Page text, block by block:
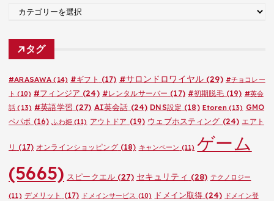
ゴ
タグ
#ARASAWA (14) #ギフト (17) #サロンドロワイヤル(29) #チョコレー
ト (10) #フィンジア (24) #レンタルサーバー (17) #初期脱毛(19) #英会
話 (13) #英語学習 (27) AI英会話 (24) DNS設定 (18) Etoren(13) GMO
ペパボ (16) ふわ姫(11) アウトドア (19) ウェブホスティング (24) エアト
リ (17) オンラインショッピング(18) キャンペーン (11) ゲーム
(5665) スピークエル(27) セキュリティ (28) テクノロジー
(11) デメリット (17) ドメインサービス (10) ドメイン取得 (24) ドメイン登